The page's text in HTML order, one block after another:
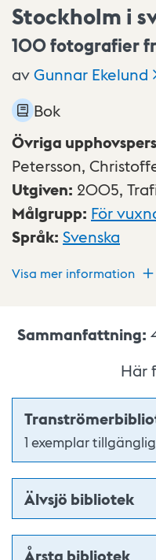
Stockholm i
100 fotografier
avGunnar Ekelund
Bok
Övriga
Petersson,
Utgiven: 2005,
Målgrupp: För
Språk: Svenska
Visa mer information
Sammanfattning:
Här
1 exemplar
Älvsjö bibliotek
Årsta bibliotek